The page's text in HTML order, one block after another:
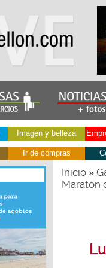
Imagen y belleza
Ir de compras
Inicio»
Maratón